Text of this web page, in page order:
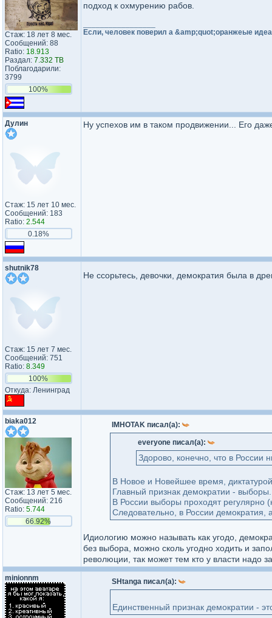
Стаж: 18 лет 8 мес.
Сообщений: 88
Ratio: 18.913
Раздал: 7.332 TB
Поблагодарили:
3799
100%
подход к охмурению рабов.
Если, человек поверил а &amp;quot;оранжеые
Дулин
Стаж: 15 лет 10 мес.
Сообщений: 183
Ratio: 2.544
0.18%
Ну успехов им в таком продвижении... Его
shutnik78
Стаж: 15 лет 7 мес.
Сообщений: 751
Ratio: 8.349
100%
Откуда: Ленинград
Не ссорьтесь, девочки, демократия была в
biaka012
Стаж: 13 лет 5 мес.
Сообщений: 216
Ratio: 5.744
66.92%
IMHOTAK писал(а):
everyone писал(а):
Здорово, конечно, что в России
В Новое и Новейшее время,
Главный признак демократии - выборы.
В России выборы проходят
Следовательно, в России демократия,
Идиологию можно называть как угодо,
без выбора, можно сколь угодно ходить и
революции, так может тем кто у власти надо
minionnm SHtanga писал(а):
Единственный признак демократии -